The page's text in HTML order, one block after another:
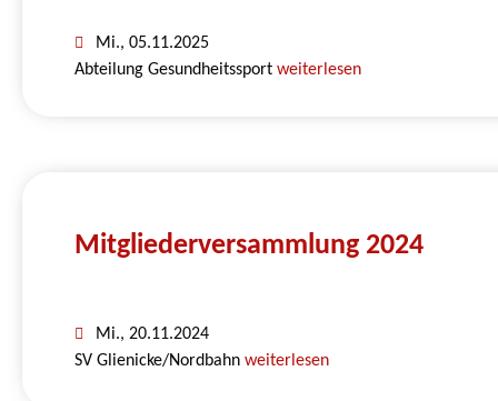
Mi., 05.11.2025
Abteilung Gesundheitssportweiterlesen
Mitgliederversammlung 2024
Mi., 20.11.2024
SV Glienicke/Nordbahnweiterlesen